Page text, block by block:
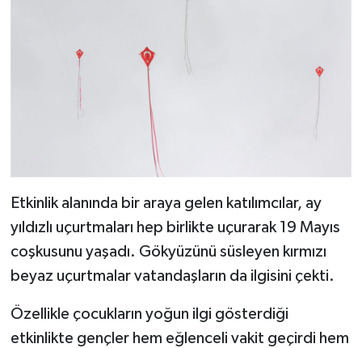
Etkinlik alanında bir araya gelen katılımcılar, ay
yıldızlı uçurtmaları hep birlikte uçurarak 19 Mayıs
coşkusunu yaşadı. Gökyüzünü süsleyen kırmızı
beyaz uçurtmalar vatandaşların da ilgisini çekti.
Özellikle çocukların yoğun ilgi gösterdiği
etkinlikte gençler hem eğlenceli vakit geçirdi hem